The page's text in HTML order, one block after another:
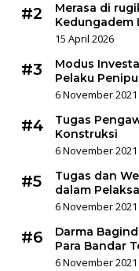
#2
Merasa di
Kedungadem
15 April 2026
#3
Modus
Pelaku
6 November 2021
#4
Tugas
Konstruksi
6 November 2021
#5
Tugas dan
dalam
6 November 2021
#6
Darma
Para Bandar
6 November 2021